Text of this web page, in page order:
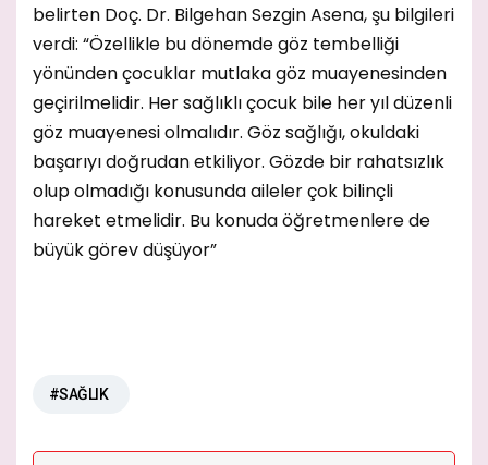
belirten Doç. Dr. Bilgehan Sezgin Asena, şu bilgileri
verdi: “Özellikle bu dönemde göz tembelliği
yönünden çocuklar mutlaka göz muayenesinden
geçirilmelidir. Her sağlıklı çocuk bile her yıl düzenli
göz muayenesi olmalıdır. Göz sağlığı, okuldaki
başarıyı doğrudan etkiliyor. Gözde bir rahatsızlık
olup olmadığı konusunda aileler çok bilinçli
hareket etmelidir. Bu konuda öğretmenlere de
büyük görev düşüyor”
#SAĞLIK